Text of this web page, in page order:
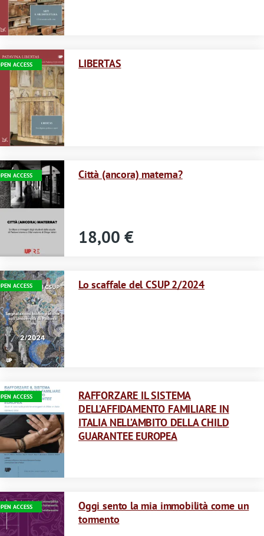
ACCESS
Immagine LIBERTAS
ACCESS
Immagine Città (ancora) materna?
18,00 €
ACCESS
Immagine Lo scaffale del CSUP 2/2024
ACCESS
Immagine
RAFFORZARE IL SISTEMA
DELL’AFFIDAMENTO FAMILIARE IN
ITALIA NELL’AMBITO DELLA CHILD
GUARANTEE EUROPEA
ACCESS
Immagine
Oggi sento la mia immobilità come un
tormento